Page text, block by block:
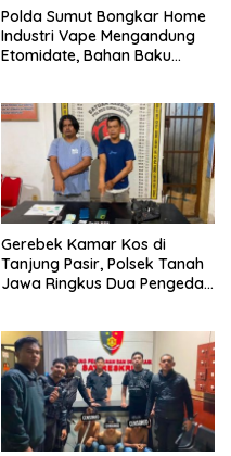
Polda Sumut Bongkar Home
Industri Vape Mengandung
Etomidate, Bahan Baku
Gerebek Kamar Kos di
Tanjung Pasir, Polsek Tanah
Jawa Ringkus Dua Pengedar